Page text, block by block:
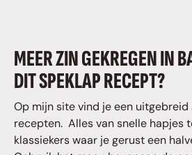
MEER ZIN GEKREGEN IN
DIT SPEKLAP RECEPT?
Op mijn site vind je een uitgebreid
recepten. Alles van snelle hapjes
klassiekers waar je gerust een